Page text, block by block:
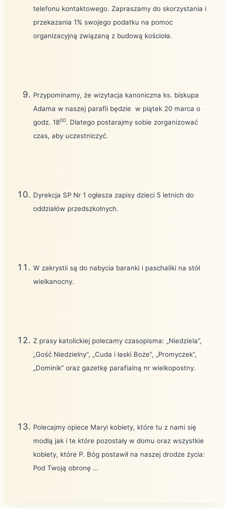
telefonu kontaktowego. Zapraszamy do skorzystania i
przekazania 1% swojego podatku na pomoc
organizacyjną związaną z budową kościoła.
Przypominamy, że wizytacja kanoniczna ks. biskupa
Adama w naszej parafii będzie w piątek 20 marca o
godz. 1800. Dlatego postarajmy sobie zorganizować
czas, aby uczestniczyć.
Dyrekcja SP Nr 1 ogłasza zapisy dzieci 5 letnich do
oddziałów przedszkolnych.
W zakrystii są do nabycia baranki i paschaliki na stół
wielkanocny.
Z prasy katolickiej polecamy czasopisma: „Niedziela”,
„Gość Niedzielny”, „Cuda i łaski Boże”, „Promyczek”,
„Dominik” oraz gazetkę parafialną nr wielkopostny.
Polecajmy opiece Maryi kobiety, które tu z nami się
modlą jak i te które pozostały w domu oraz wszystkie
kobiety, które P. Bóg postawił na naszej drodze życia:
Pod Twoją obronę …